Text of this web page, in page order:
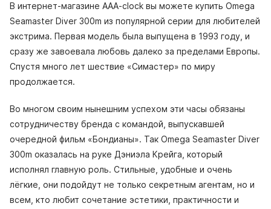
В интернет-магазине AAA-clock вы можете купить Omega
Seamaster Diver 300m из популярной серии для любителей
экстрима. Первая модель была выпущена в 1993 году, и
сразу же завоевала любовь далеко за пределами Европы.
Спустя много лет шествие «Симастер» по миру
продолжается.
Во многом своим нынешним успехом эти часы обязаны
сотрудничеству бренда с командой, выпускавшей
очередной фильм «Бондианы». Так Omega Seamaster Diver
300m оказалась на руке Дэниэла Крейга, который
исполнял главную роль. Стильные, удобные и очень
лёгкие, они подойдут не только секретным агентам, но и
всем, кто любит сочетание эстетики, практичности и